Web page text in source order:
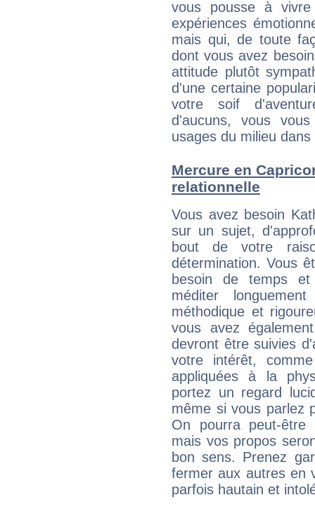
vous pousse à
expériences
mais qui, de toute
dont vous avez
attitude plutôt
d'une certaine
votre soif
d'aucuns, vous
usages du milieu
Mercure en
relationnelle
Vous avez besoin
sur un sujet,
bout de votre
détermination. Vous
besoin de temps et
méditer
méthodique et
vous avez
devront être suivies
votre intérêt,
appliquées à la
portez un regard
même si vous parlez
On pourra peut-être
mais vos propos
bon sens. Prenez
fermer aux autres en
parfois hautain et